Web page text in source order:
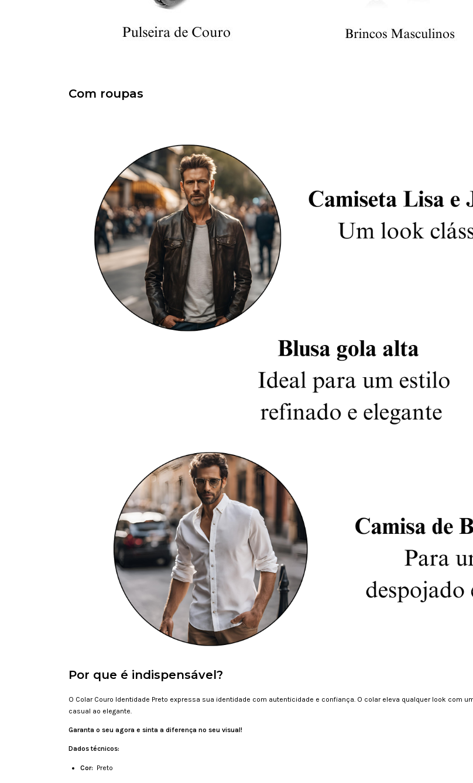
Com roupas
Por que é indispensável?
O Colar Couro Identidade Preto expressa sua identidade com autenticidade e confiança. O colar eleva qualquer look com
casual ao elegante.
Garanta o seu agora e sinta a diferença no seu visual!
Dados técnicos:
Cor: Preto